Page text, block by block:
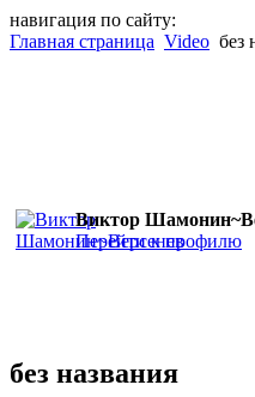
навигация по сайту:
Главная страница Video без
Виктор
Перейти к профилю
без названия